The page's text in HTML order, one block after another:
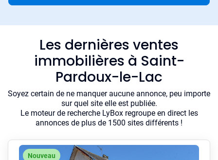
Les dernières ventes
immobilières à Saint-
Pardoux-le-Lac
Soyez certain de ne manquer aucune annonce, peu importe
sur quel site elle est publiée.
Le moteur de recherche LyBox regroupe en direct les
annonces de plus de 1500 sites différents !
Nouveau